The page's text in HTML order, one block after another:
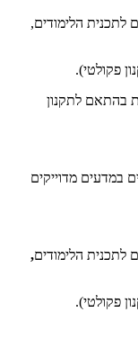
בהתאם לתכנית הלימודים,
פקולטי).
גמר (תיזה), בהיקף 12 שעות בהתאם לתקנון
במדעים מדוייקים
לתכנית הלימודים,
פקולטי).